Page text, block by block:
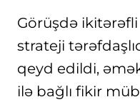
Görüşdə
strateji
qeyd edildi,
ilə bağlı fikir